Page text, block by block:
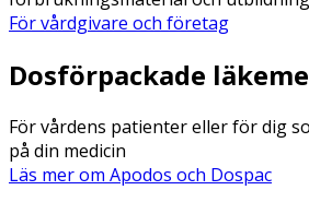
För vårdgivare och företag
Dosförpackade
För vårdens patienter eller för dig
på din medicin
Läs mer om Apodos och Dospac